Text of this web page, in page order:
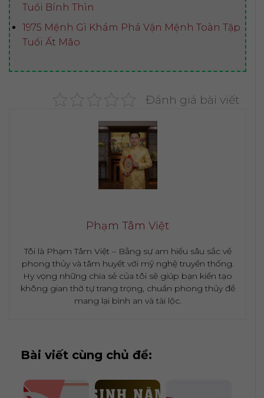
Tuổi Bính Thìn
1975 Mệnh Gì Khám Phá Vận Mệnh Toàn Tập
Tuổi Ất Mão
Đánh giá bài viết
Phạm Tâm Việt
Tôi là Phạm Tâm Việt – Bằng sự am hiểu sâu sắc về
phong thủy và tâm huyết với mỹ nghệ truyền thống.
Hy vọng những chia sẻ của tôi sẽ giúp bạn kiến tạo
không gian thờ tự trang trọng, chuẩn phong thủy để
mang lại bình an và tài lộc.
Bài viết cùng chủ đề: